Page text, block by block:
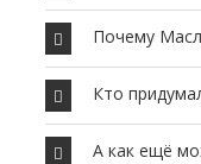
Почему
Кто
А как ещё